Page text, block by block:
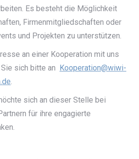
Es besteht die Möglichkeit
Firmenmitgliedschaften oder
und Projekten zu unterstützen.
an einer Kooperation mit uns
sich bitte an Kooperation@wiwi-
sich an dieser Stelle bei
für ihre engagierte